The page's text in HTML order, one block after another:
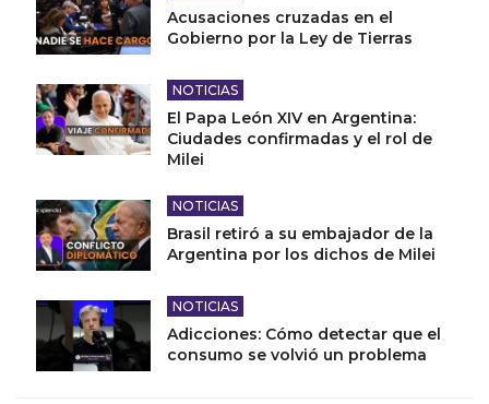
Acusaciones cruzadas en el
Gobierno por la Ley de Tierras
NOTICIAS
El Papa León XIV en Argentina:
Ciudades confirmadas y el rol de
Milei
NOTICIAS
Brasil retiró a su embajador de la
Argentina por los dichos de Milei
NOTICIAS
Adicciones: Cómo detectar que el
consumo se volvió un problema